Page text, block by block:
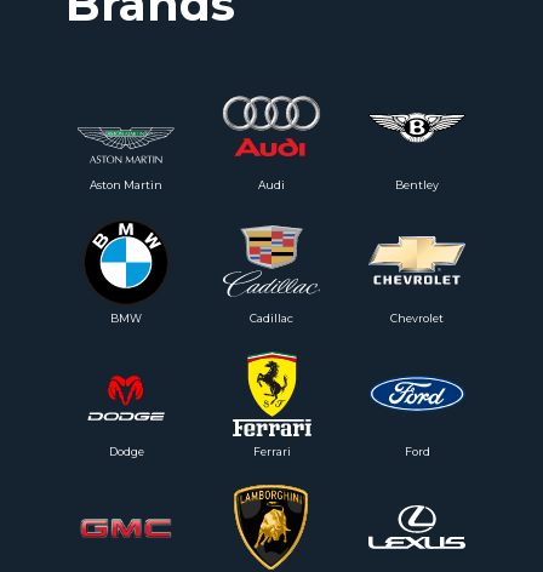
Cadillac Chevrolet
Ferrari
Aston Martin Audi Bentley
BMW
Ford
Dodge